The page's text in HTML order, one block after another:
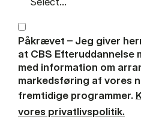
Påkrævet – Jeg giver
at CBS Efteruddannelse
med information om
markedsføring af vores
fremtidige programmer.
vores privatlivspolitik.